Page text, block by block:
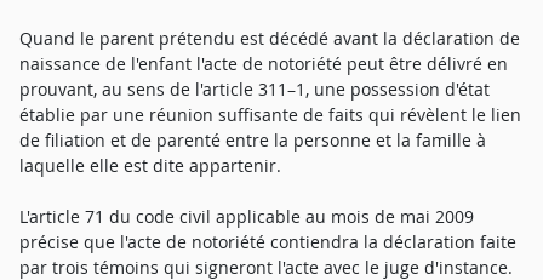
Quand le parent prétendu est décédé avant la déclaration de
naissance de l'enfant l'acte de notoriété peut être délivré en
prouvant, au sens de l'article 311–1, une possession d'état
établie par une réunion suffisante de faits qui révèlent le lien
de filiation et de parenté entre la personne et la famille à
laquelle elle est dite appartenir.
L'article 71 du code civil applicable au mois de mai 2009
précise que l'acte de notoriété contiendra la déclaration faite
par trois témoins qui signeront l'acte avec le juge d'instance.